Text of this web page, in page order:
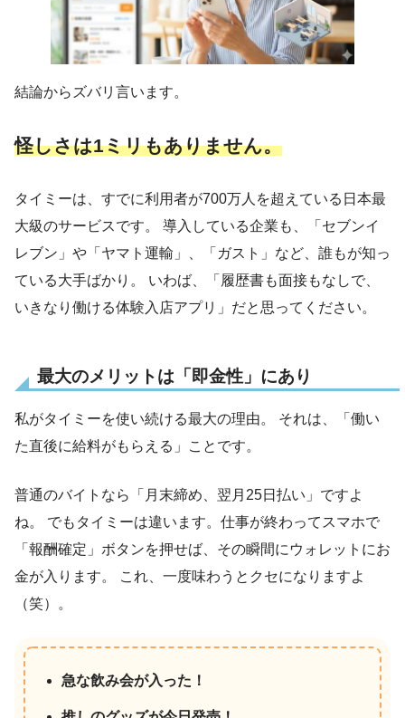
結論からズバリ言います。
怪しさは1ミリもありません。
タイミーは、すでに利用者が700万人を超えている日本最
大級のサービスです。 導入している企業も、「セブンイ
レブン」や「ヤマト運輸」、「ガスト」など、誰もが知っ
ている大手ばかり。 いわば、「履歴書も面接もなしで、
いきなり働ける体験入店アプリ」だと思ってください。
最大のメリットは「即金性」にあり
私がタイミーを使い続ける最大の理由。 それは、「働い
た直後に給料がもらえる」ことです。
普通のバイトなら「月末締め、翌月25日払い」ですよ
ね。 でもタイミーは違います。仕事が終わってスマホで
「報酬確定」ボタンを押せば、その瞬間にウォレットにお
金が入ります。 これ、一度味わうとクセになりますよ
（笑）。
急な飲み会が入った！